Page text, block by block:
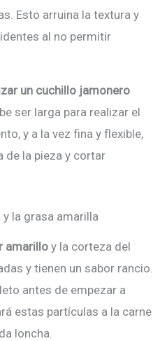
Esto arruina la textura y
al no permitir
un cuchillo jamonero
ser larga para realizar el
y a la vez fina y flexible,
de la pieza y cortar
la grasa amarilla
amarillo y la corteza del
y tienen un sabor rancio.
antes de empezar a
estas partículas a la carne
loncha.